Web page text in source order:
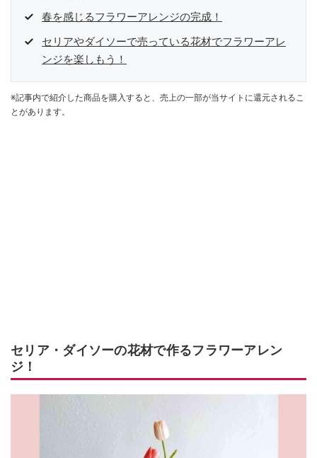
春を感じるフラワーアレンジの完成！
セリアやダイソーで売っている花材でフラワーアレ
ンジを楽しもう！
※記事内で紹介した商品を購入すると、売上の一部が当サイトに還元されるこ
とがあります。
セリア・ダイソーの花材で作るフラワーアレン
ジ！